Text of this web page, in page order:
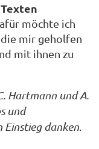
möchte ich
mir geholfen
mit ihnen zu
Hartmann und A.
und
danken